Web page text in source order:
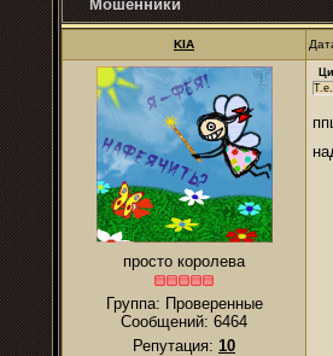
Мошенники
KIA
просто королева
Группа: Проверенные
Сообщений: 6464
Репутация: 10